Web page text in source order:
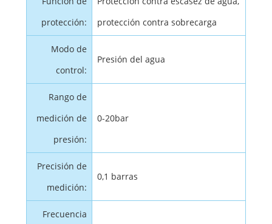
protección:
protección contra sobrecarga
Modo de
control:
Presión del agua
Rango de
medición de
presión:
0-20bar
Precisión de
medición:
0,1 barras
Frecuencia